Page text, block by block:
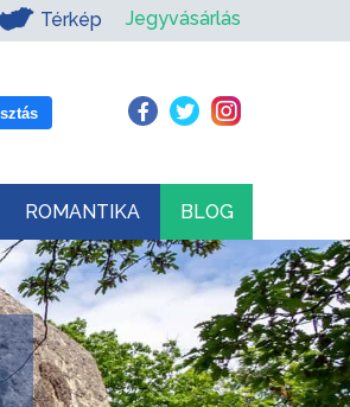
Térkép Jegyvásárlás
ROMANTIKA BLOG